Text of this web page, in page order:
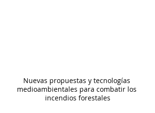
Nuevas propuestas y tecnologías
medioambientales para combatir los
incendios forestales